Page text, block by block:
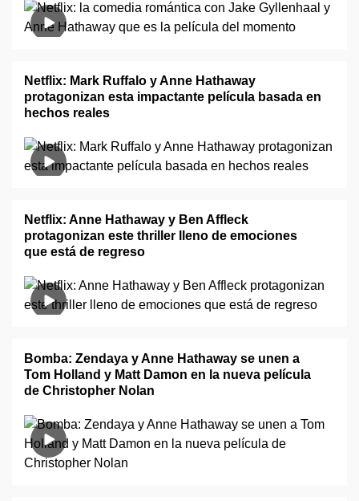
Netflix: Mark Ruffalo y Anne Hathaway
protagonizan esta impactante película basada en
hechos reales
Netflix: Anne Hathaway y Ben Affleck
protagonizan este thriller lleno de emociones
que está de regreso
Bomba: Zendaya y Anne Hathaway se unen a
Tom Holland y Matt Damon en la nueva película
de Christopher Nolan